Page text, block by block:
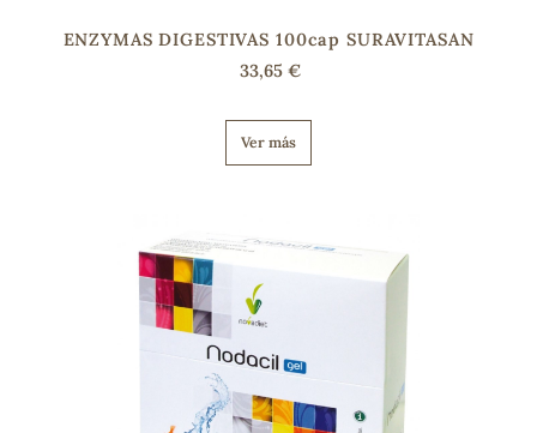
ENZYMAS DIGESTIVAS 100cap SURAVITASAN
33,65 €
Ver más